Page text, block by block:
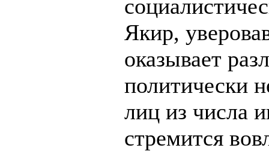
Якир,
оказывает
политически
лиц из числа
стремится